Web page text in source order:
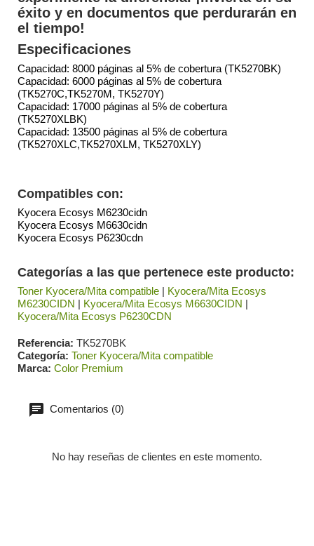
éxito y en documentos que perdurarán en
el tiempo!
Especificaciones
Capacidad: 8000 páginas al 5% de cobertura (TK5270BK)
Capacidad: 6000 páginas al 5% de cobertura
(TK5270C,TK5270M, TK5270Y)
Capacidad: 17000 páginas al 5% de cobertura
(TK5270XLBK)
Capacidad: 13500 páginas al 5% de cobertura
(TK5270XLC,TK5270XLM, TK5270XLY)
Compatibles con:
Kyocera Ecosys M6230cidn
Kyocera Ecosys M6630cidn
Kyocera Ecosys P6230cdn
Categorías a las que pertenece este producto:
Toner Kyocera/Mita compatible | Kyocera/Mita Ecosys
M6230CIDN | Kyocera/Mita Ecosys M6630CIDN |
Kyocera/Mita Ecosys P6230CDN
Referencia TK5270BK
Categoría Toner Kyocera/Mita compatible
Marca Color Premium
Comentarios (0)
No hay reseñas de clientes en este momento.